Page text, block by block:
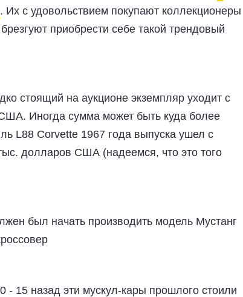
. Их с удовольствием покупают коллекционеры
приобрести себе такой трендовый
стоящий на аукционе экземпляр уходит с
Иногда сумма может быть куда более
L88 Corvette 1967 года выпуска ушел с
долларов США (надеемся, что это того
был начать производить модель Мустанг
- 15 назад эти мускул-кары прошлого стоили